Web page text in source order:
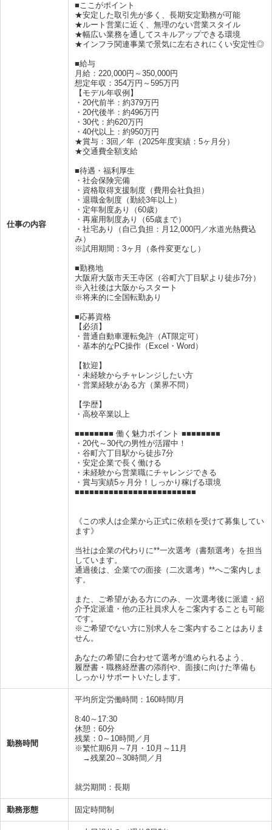
仕事の内容
■ここがポイント
★安定した取引先が多く、長期安定勤務が可能
★ルート営業に近く、無理のない営業スタイル
★幅広い業務を通してスキルアップできる環境
★インフラ関連事業で景気に左右されにくい安定性◎
■給与
月給：220,000円～350,000円
想定年収：354万円～595万円
【モデル年収例】
・20代前半：約379万円
・20代後半：約496万円
・30代：約620万円
・40代以上：約950万円
★賞与：3回／年（2025年度実績：5ヶ月分）
★交通費全額支給
■待遇・福利厚生
・社会保険完備
・資格取得支援制度（費用会社負担）
・退職金制度（勤続3年以上）
・定年制度あり（60歳）
・再雇用制度あり（65歳まで）
・社宅あり（自己負担：月12,000円／水道光熱費込
み）
※試用期間：3ヶ月（条件変更なし）
■勤務地
大阪府大阪市天王寺区（谷町六丁目駅より徒歩7分）
※入社後は大阪からスタート
※将来的に全国転勤あり
■応募資格
【必須】
・普通自動車運転免許（AT限定可）
・基本的なPC操作（Excel・Word）
【歓迎】
・未経験からチャレンジしたい方
・営業経験がある方（業界不問）
【学歴】
・高校卒業以上
■■■■■■■■ 働く魅力ポイント ■■■■■■■■
・20代～30代の男性が活躍中！
・谷町六丁目駅から徒歩7分
・安定企業で長く働ける
・未経験から営業職にチャレンジできる
・賞与実績5ヶ月分！しっかり稼げる環境
■■■■■■■■■■■■■■■■■■■■■■■■■
《この求人は企業から正式に依頼を受けて募集してい
ます》
当社は企業の代わりに**一次選考（書類選考）を担当
しています。
通過後は、企業での面接（二次選考）**へご案内しま
す。
また、ご希望がある方にのみ、一次選考後に派遣・紹
介予定派遣・他の正社員求人をご案内することも可能
です。
※ご希望でない方に別求人をご案内することはありま
せん。
あなたの希望に合わせて選考が進められるよう、
履歴書・職務経歴書の添削や、面接に向けた準備も
しっかりサポートいたします。
勤務時間
平均所定労働時間：160時間/月
8:40～17:30
休憩：60分
残業：0～10時間／月
※繁忙期6月～7月・10月～11月
→残業20～30時間／月
就労期間：長期
勤務形態 固定時間制